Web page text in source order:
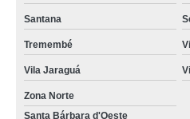
Santana
Tremembé
Vila Jaraguá
Zona Norte
Santa Bárbara d'Oeste